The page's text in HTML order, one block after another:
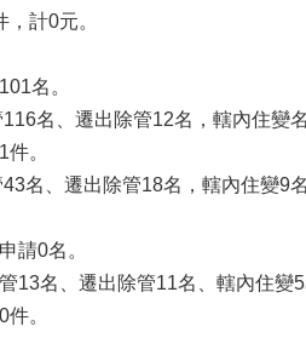
計0元。
名。
名、遷出除管12名，轄內住變
。
名、遷出除管18名，轄內住變9
請0名。
13名、遷出除管11名、轄內住變
。